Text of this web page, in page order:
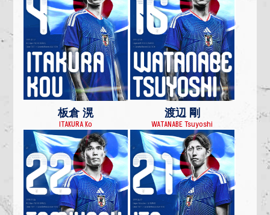
板倉 滉
ITAKURA Ko
渡辺 剛
WATANABE Tsuyoshi